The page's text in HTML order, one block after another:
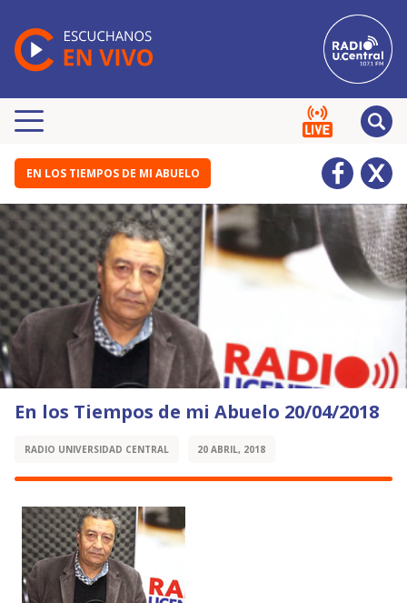
EN LOS TIEMPOS DE MI ABUELO
En los Tiempos de mi Abuelo 20/04/2018
RADIO UNIVERSIDAD CENTRAL 20 ABRIL, 2018